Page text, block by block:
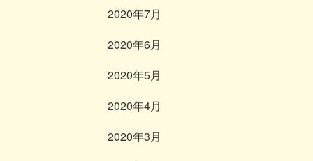
2020年7月
2020年6月
2020年5月
2020年4月
2020年3月